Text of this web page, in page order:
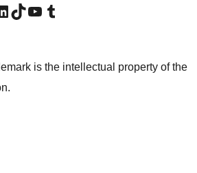
भेट द्या आमच्या टिकटॉक अकाउंटला भेट द्या.आमच्या यूट्यूब चॅनेलला भेट द्या आमच्या टंबलर खात्याला भेट द्या.
is the intellectual property of the